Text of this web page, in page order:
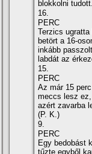
blokkolni tudott.
16.
PERC
Terzics
betört a 16-
inkább
labdát az
15.
PERC
Az már 15
meccs lesz
azért zavarba
(P. K.)
9.
PERC
Egy bedobást
tűzte egyből